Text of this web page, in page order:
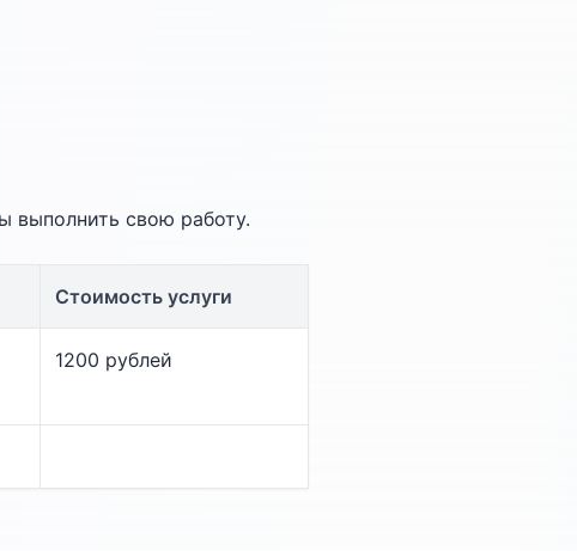
выполнить свою работу.
Стоимость услуги
1200 рублей